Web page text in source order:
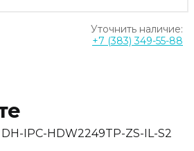
Уточнить наличие:
+7 (383) 349-55-88
IPC-HDW2249TP-ZS-IL-S2